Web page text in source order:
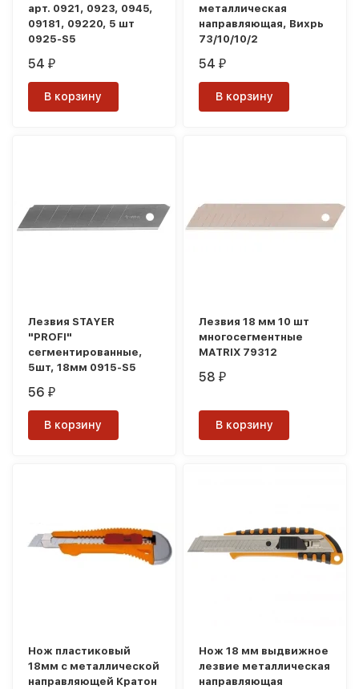
арт. 0921, 0923, 0945,
09181, 09220, 5 шт
0925-S5
54₽
В корзину
металлическая
направляющая, Вихрь
73/10/10/2
54₽
В корзину
Лезвия STAYER
"PROFI"
сегментированные,
5шт, 18мм 0915-S5
56₽
В корзину
Лезвия 18 мм 10 шт
многосегментные
MATRIX 79312
58₽
В корзину
Нож пластиковый
18мм с металлической
направляющей Кратон
Нож 18 мм выдвижное
лезвие металлическая
направляющая